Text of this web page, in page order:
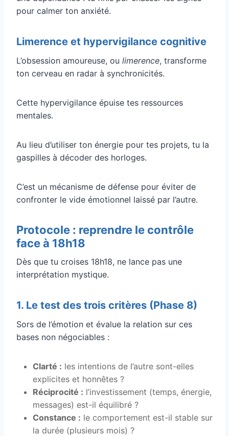
pour calmer ton anxiété.
Limerence et hypervigilance cognitive
L’obsession amoureuse, ou limerence, transforme
ton cerveau en radar à synchronicités.
Cette hypervigilance épuise tes ressources
mentales.
Au lieu d’utiliser ton énergie pour tes projets, tu la
gaspilles à décoder des horloges.
C’est un mécanisme de défense pour éviter de
confronter le vide émotionnel laissé par l’autre.
Protocole : reprendre le contrôle
face à 18h18
Dès que tu croises 18h18, ne lance pas une
interprétation mystique.
1. Le test des trois critères (Phase 8)
Sors de l’émotion et évalue la relation sur ces
bases non négociables :
Clarté : les intentions de l’autre sont-elles
explicites et honnêtes ?
Réciprocité : l’investissement (temps, énergie,
messages) est-il équilibré ?
Constance : le comportement est-il stable sur
la durée (plusieurs mois) ?